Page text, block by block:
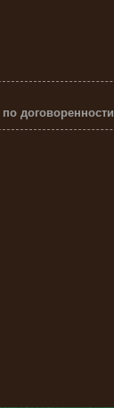
по договоренности